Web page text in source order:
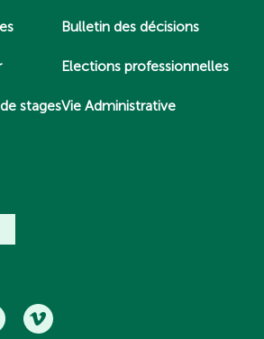
stages
Bulletin des décisions
Elections professionnelles
Vie Administrative